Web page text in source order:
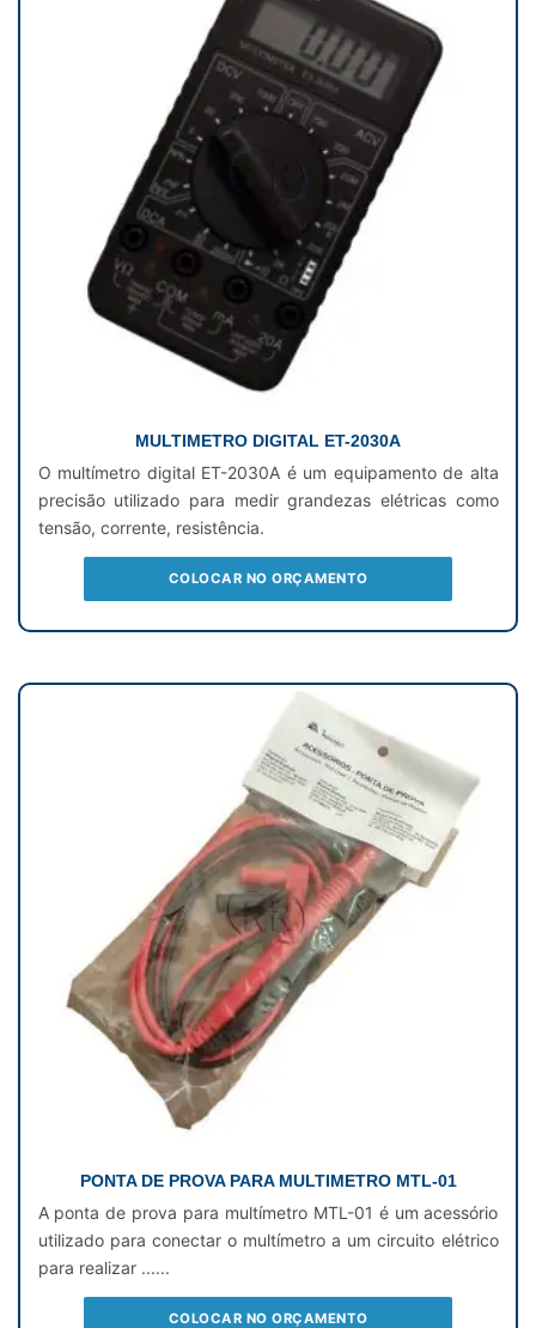
MULTIMETRO DIGITAL ET-2030A
O multímetro digital ET-2030A é um equipamento de alta
precisão utilizado para medir grandezas elétricas como
tensão, corrente, resistência.
COLOCAR NO ORÇAMENTO
PONTA DE PROVA PARA MULTIMETRO MTL-01
A ponta de prova para multímetro MTL-01 é um acessório
utilizado para conectar o multímetro a um circuito elétrico
para realizar ......
COLOCAR NO ORÇAMENTO